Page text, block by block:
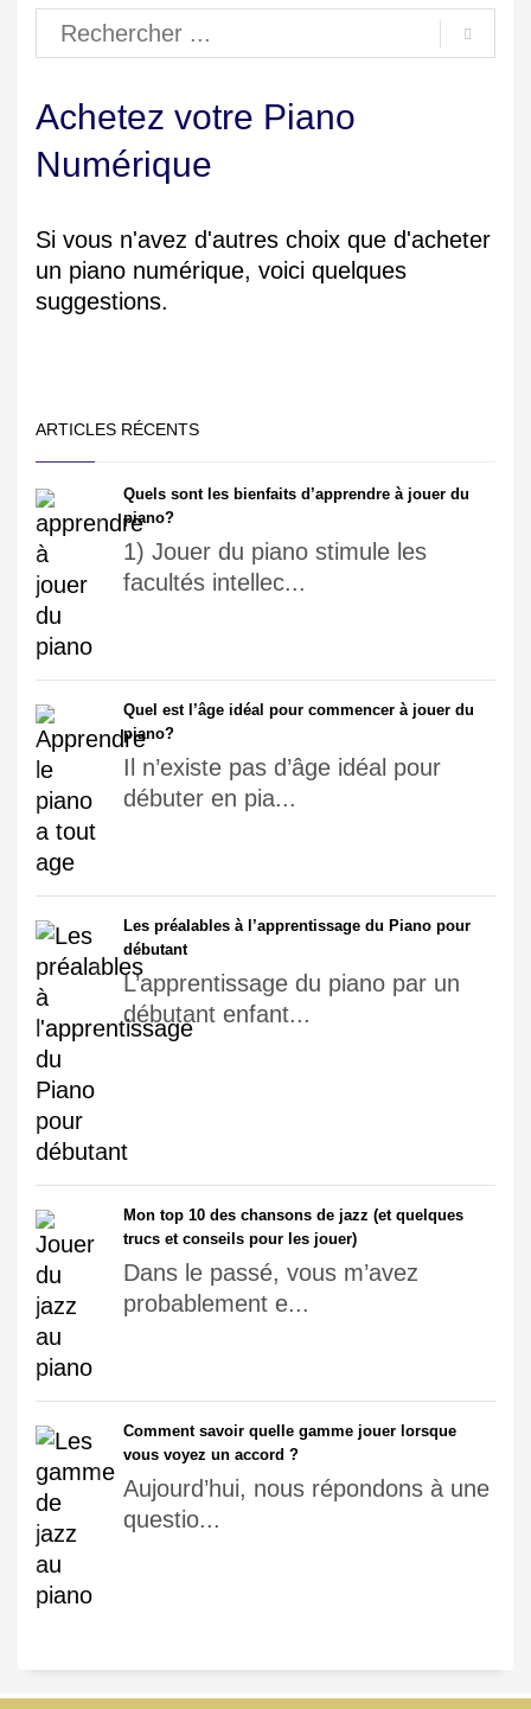
Achetez votre Piano
Numérique
Si vous n'avez d'autres choix que d'acheter
un piano numérique, voici quelques
suggestions.
ARTICLES RÉCENTS
Quels sont les bienfaits d’apprendre à jouer du
piano?
1) Jouer du piano stimule les
facultés intellec...
Quel est l’âge idéal pour commencer à jouer du
piano?
Il n’existe pas d’âge idéal pour
débuter en pia...
Les préalables à l’apprentissage du Piano pour
débutant
L’apprentissage du piano par un
débutant enfant...
Mon top 10 des chansons de jazz (et quelques
trucs et conseils pour les jouer)
Dans le passé, vous m’avez
probablement e...
Comment savoir quelle gamme jouer lorsque
vous voyez un accord ?
Aujourd’hui, nous répondons à une
questio...